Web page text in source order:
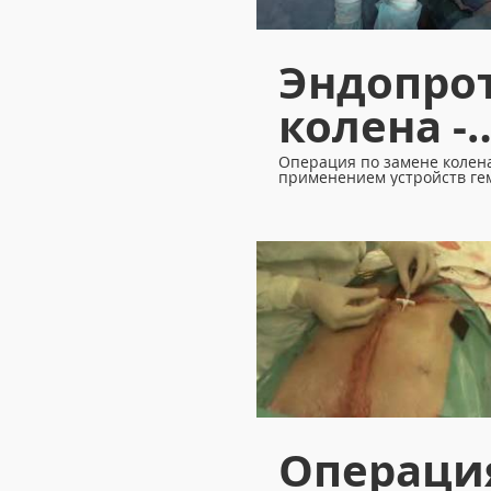
колена -
боли
Операция по замене
применением устройств
и блокатор боли.